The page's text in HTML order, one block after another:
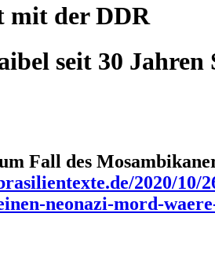
mit der DDR
seit 30 Jahren
Fall des
2020/10/
neonazi-mord-